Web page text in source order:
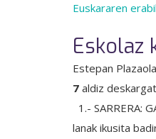
Euskararen
Eskolaz
Estepan
7 aldiz
1.- SARRERA:
lanak ikusita